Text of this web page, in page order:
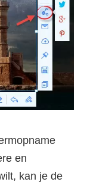
en
kan je de